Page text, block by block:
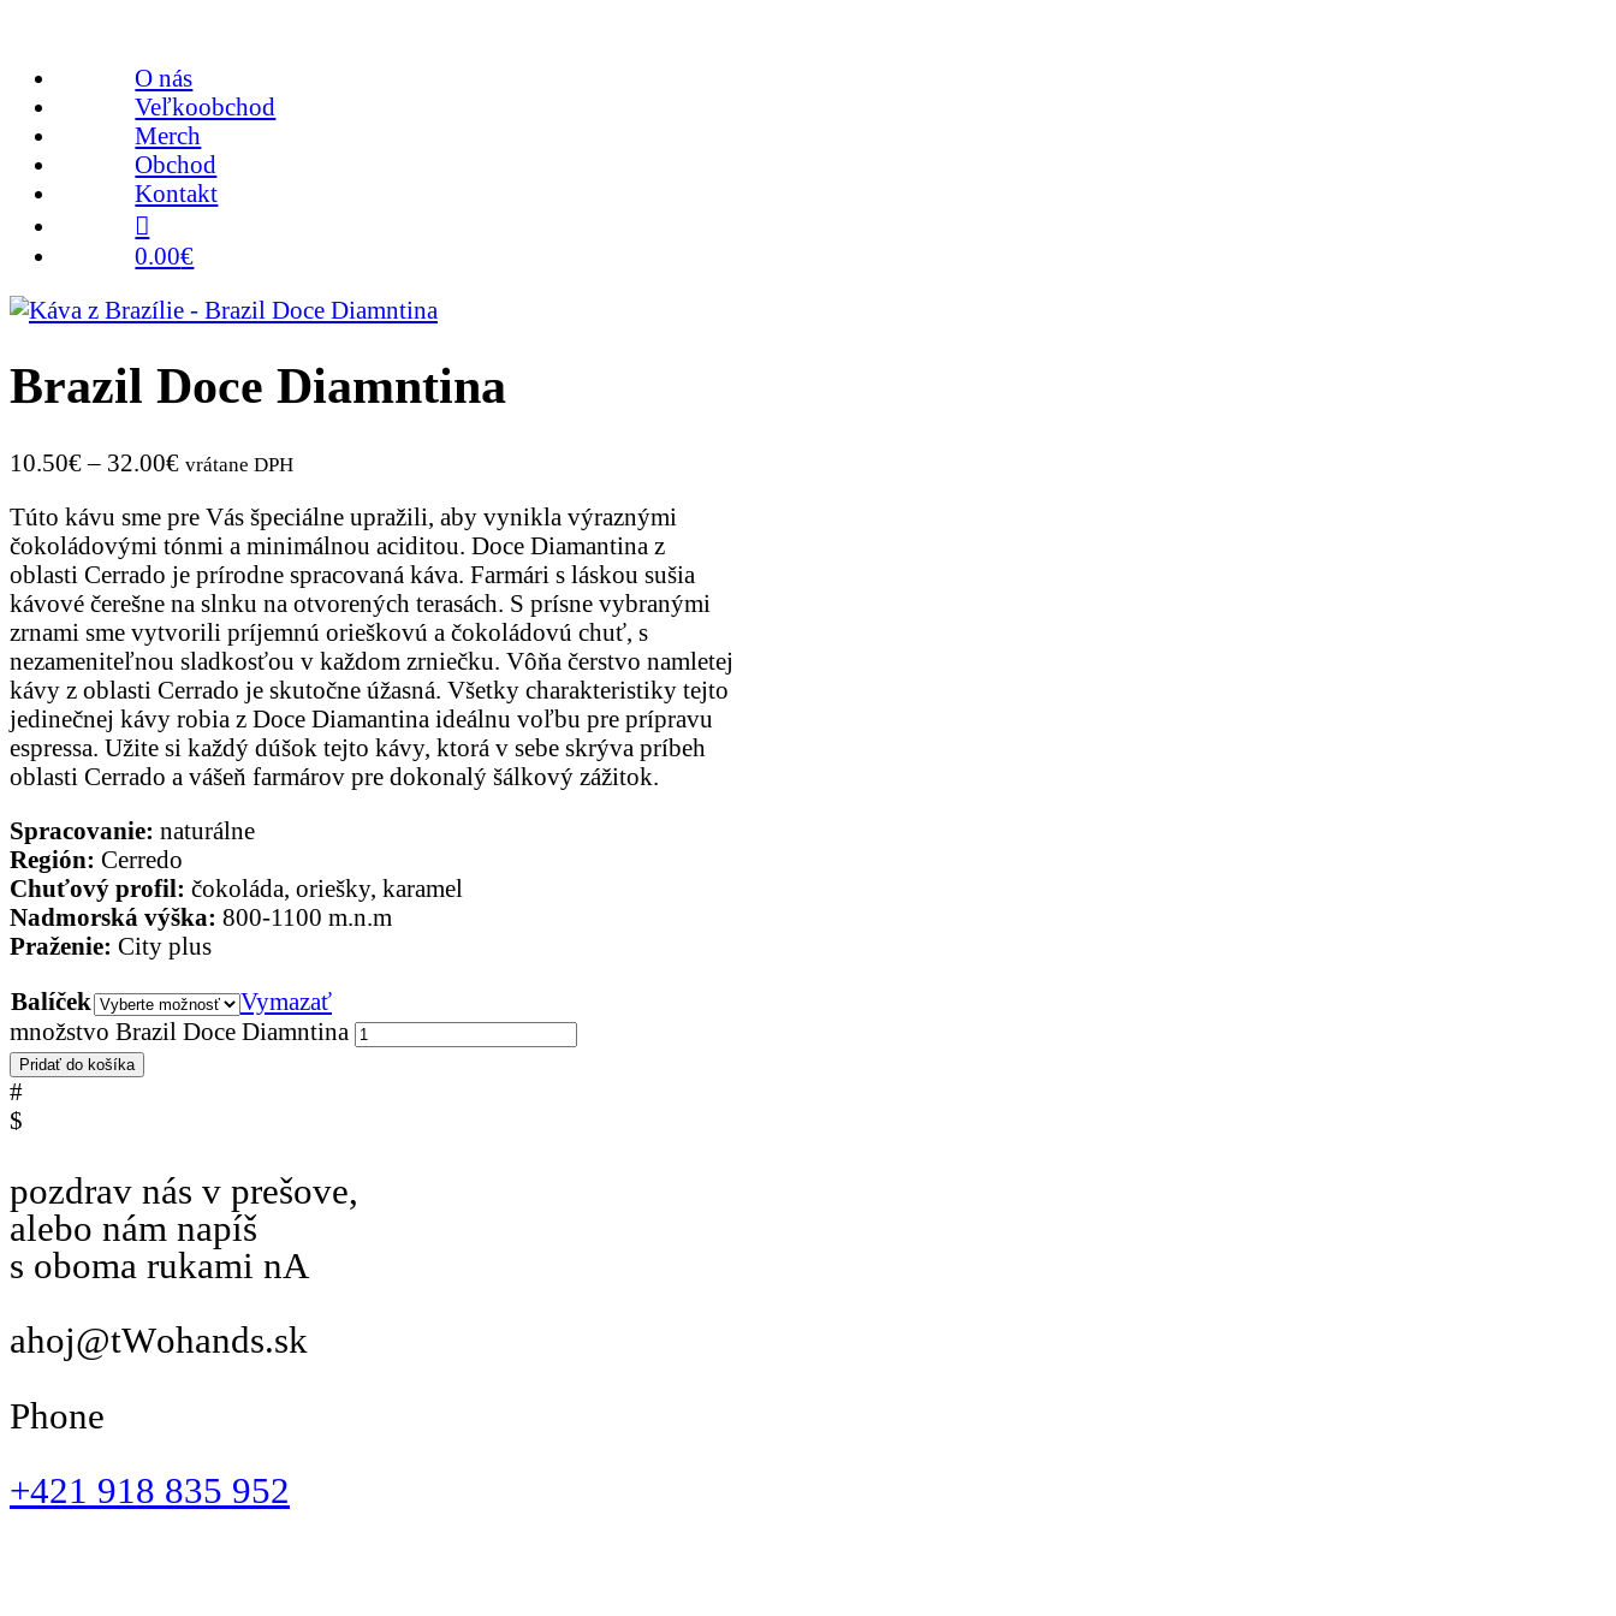
O nás
Veľkoobchod
Merch
Obchod
Kontakt
0.00€
Brazil Doce Diamntina
10.50€– 32.00€ vrátane DPH
Túto kávu sme pre Vás špeciálne upražili, aby vynikla výraznými
čokoládovými tónmi a minimálnou aciditou. Doce Diamantina z
oblasti Cerrado je prírodne spracovaná káva. Farmári s láskou sušia
kávové čerešne na slnku na otvorených terasách. S prísne vybranými
zrnami sme vytvorili príjemnú orieškovú a čokoládovú chuť, s
nezameniteľnou sladkosťou v každom zrniečku. Vôňa čerstvo namletej
kávy z oblasti Cerrado je skutočne úžasná. Všetky charakteristiky tejto
jedinečnej kávy robia z Doce Diamantina ideálnu voľbu pre prípravu
espressa. Užite si každý dúšok tejto kávy, ktorá v sebe skrýva príbeh
oblasti Cerrado a vášeň farmárov pre dokonalý šálkový zážitok.
Spracovanie: naturálne
Región: Cerredo
Chuťový profil: čokoláda, oriešky, karamel
Nadmorská výška: 800-1100 m.n.m
Praženie: City plus
Balíček
Vymazať
množstvo Brazil Doce Diamntina
Pridať do košíka
#
$
pozdrav nás v prešove,
alebo nám napíš
s oboma rukami nA
ahoj@tWohands.sk
Phone
+421 918 835 952